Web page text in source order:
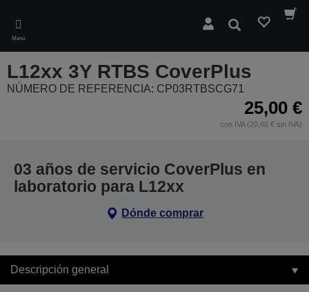
main
content
Menú
Buscar
L12xx 3Y RTBS CoverPlus
NÚMERO DE REFERENCIA: CP03RTBSCG71
25,00 €
con IVA (20,66 € sin IVA)
03 años de servicio CoverPlus en
laboratorio para L12xx
Dónde comprar
Descripción general